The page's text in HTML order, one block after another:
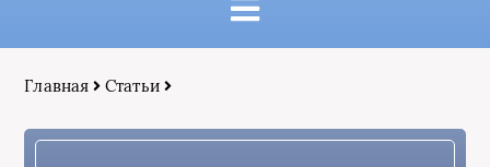
Главная Статьи